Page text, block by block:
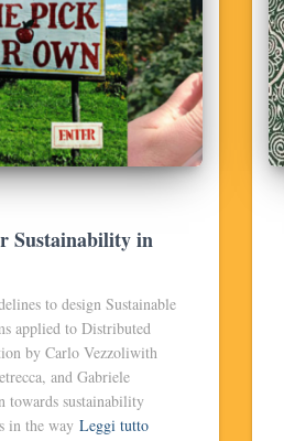
Sustainability in
to design Sustainable
applied to Distributed
by Carlo Vezzoliwith
and Gabriele
towards sustainability
in the way Leggi tutto